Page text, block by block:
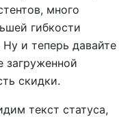
много
гибкости
и теперь давайте
загруженной
скидки.
текст статуса,